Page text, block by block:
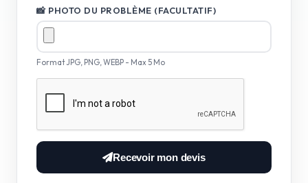
📸 PHOTO DU PROBLÈME (FACULTATIF)
Format JPG, PNG, WEBP - Max 5 Mo
Recevoir mon devis